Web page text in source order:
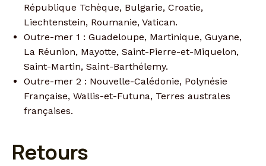
République Tchèque, Bulgarie, Croatie,
Liechtenstein, Roumanie, Vatican.
Outre-mer 1 : Guadeloupe, Martinique, Guyane,
La Réunion, Mayotte, Saint-Pierre-et-Miquelon,
Saint-Martin, Saint-Barthélemy.
Outre-mer 2 : Nouvelle-Calédonie, Polynésie
Française, Wallis-et-Futuna, Terres australes
françaises.
Retours